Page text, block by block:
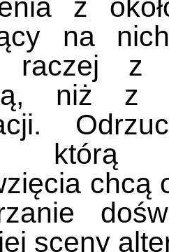
z
na
raczej z
niż z
którą
chcą
sceny